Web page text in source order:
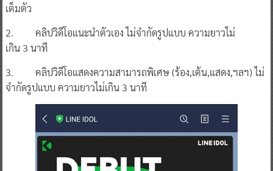
เต็มตัว
2. คลิปวิดีโอแนะนำตัวเอง ไม่จำกัดรูปแบบ ความยาวไม่
เกิน 3 นาที
3. คลิปวิดีโอแสดงความสามารถพิเศษ (ร้อง,เต้น,แสดง,ฯลฯ) ไม่
จำกัดรูปแบบ ความยาวไม่เกิน 3 นาที